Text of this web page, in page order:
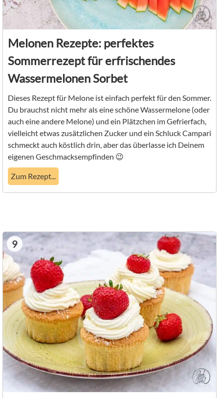
Melonen Rezepte: perfektes
Sommerrezept für erfrischendes
Wassermelonen Sorbet
Dieses Rezept für Melone ist einfach perfekt für den Sommer.
Du brauchst nicht mehr als eine schöne Wassermelone (oder
auch eine andere Melone) und ein Plätzchen im Gefrierfach,
vielleicht etwas zusätzlichen Zucker und ein Schluck Campari
schmeckt auch köstlich drin, aber das überlasse ich Deinem
eigenen Geschmacksempfinden 😉
Zum Rezept...
9